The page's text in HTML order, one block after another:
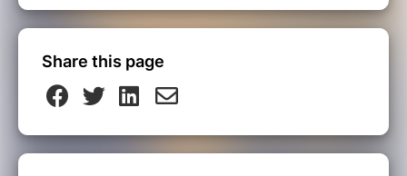
Share this page